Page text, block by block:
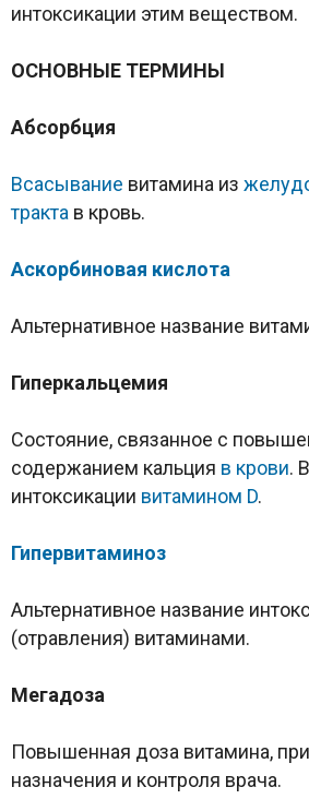
интоксикации этим веществом.
ОСНОВНЫЕ ТЕРМИНЫ
Абсорбция
Всасывание витамина из
тракта в кровь.
Аскорбиновая кислота
Альтернативное название
Гиперкальцемия
Состояние, связанное с
содержанием кальция в крови.
интоксикации витамином D.
Гипервитаминоз
Альтернативное название
(отравления) витаминами.
Мегадоза
Повышенная доза витамина,
назначения и контроля врача.